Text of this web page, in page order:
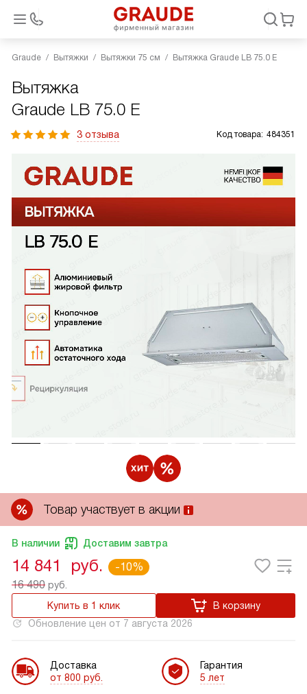
Graude Вытяжки Вытяжки 75 см Вытяжка Graude LB 75.0 E
Вытяжка
Graude LB 75.0 E
3 отзыва Код товара: 484351
Товар участвует в акции
В наличии Доставим завтра
14 841 руб.
-10%
16 490 руб.
Купить в 1 клик
В корзину
Обновление цен от 7 августа 2026
Доставка
от 800 руб.
Гарантия
5 лет